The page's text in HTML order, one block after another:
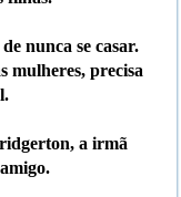
nunca se casar.
mulheres, precisa
a irmã